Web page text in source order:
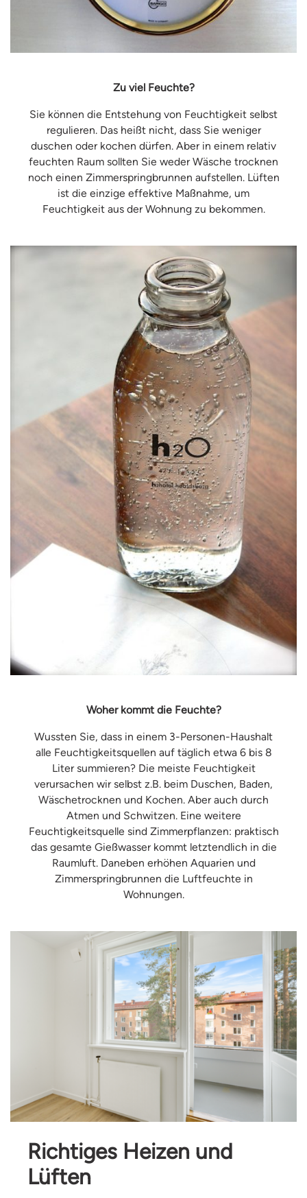
Zu viel Feuchte?
Sie können die Entstehung von Feuchtigkeit selbst
regulieren. Das heißt nicht, dass Sie weniger
duschen oder kochen dürfen. Aber in einem relativ
feuchten Raum sollten Sie weder Wäsche trocknen
noch einen Zimmerspringbrunnen aufstellen. Lüften
ist die einzige effektive Maßnahme, um
Feuchtigkeit aus der Wohnung zu bekommen.
Woher kommt die Feuchte?
Wussten Sie, dass in einem 3-Personen-Haushalt
alle Feuchtigkeitsquellen auf täglich etwa 6 bis 8
Liter summieren? Die meiste Feuchtigkeit
verursachen wir selbst z.B. beim Duschen, Baden,
Wäschetrocknen und Kochen. Aber auch durch
Atmen und Schwitzen. Eine weitere
Feuchtigkeitsquelle sind Zimmerpflanzen: praktisch
das gesamte Gießwasser kommt letztendlich in die
Raumluft. Daneben erhöhen Aquarien und
Zimmerspringbrunnen die Luftfeuchte in
Wohnungen.
Richtiges Heizen und
Lüften